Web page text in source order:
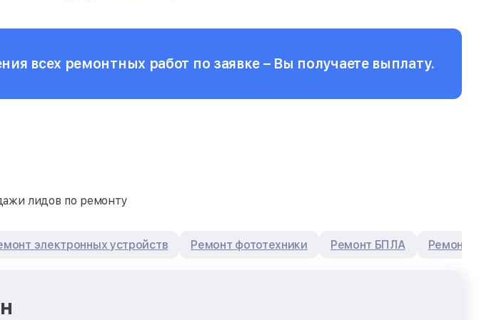
всех ремонтных работ по заявке – Вы получаете выплату.
лидов по ремонту
электронных устройств Ремонт фототехники Ремонт БПЛА Ремонт